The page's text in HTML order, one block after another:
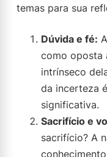
temas para sua
Dúvida e fé:
como oposta
intrínseco
da incerteza
significativa.
Sacrifício e
sacrifício? A